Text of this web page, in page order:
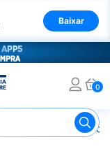
Baixar
0
Lenços Umedecidos